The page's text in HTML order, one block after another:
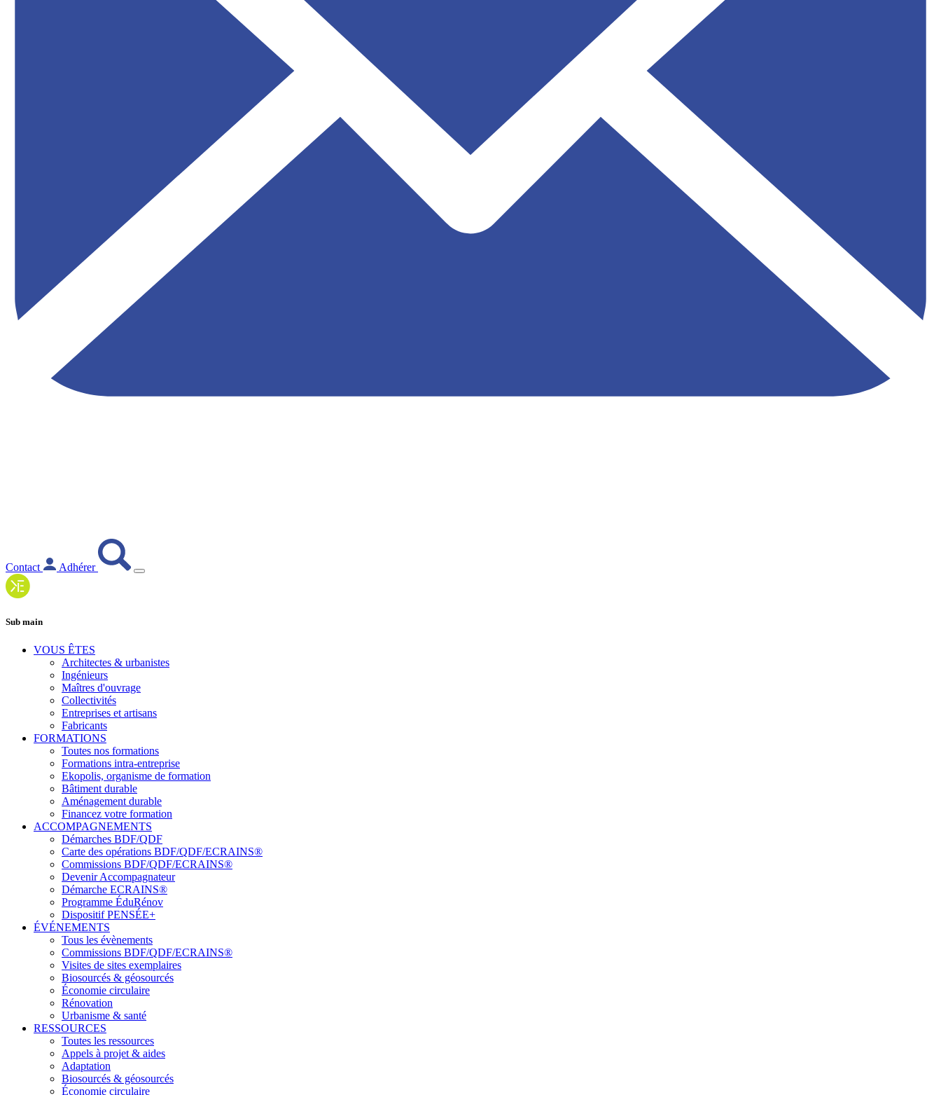
Contact Adhérer
Sub main
VOUS ÊTES
Architectes & urbanistes
Ingénieurs
Maîtres d'ouvrage
Collectivités
Entreprises et artisans
Fabricants
FORMATIONS
Toutes nos formations
Formations intra-entreprise
Ekopolis, organisme de formation
Bâtiment durable
Aménagement durable
Financez votre formation
ACCOMPAGNEMENTS
Démarches BDF/QDF
Carte des opérations BDF/QDF/ECRAINS®
Commissions BDF/QDF/ECRAINS®
Devenir Accompagnateur
Démarche ECRAINS®
Programme ÉduRénov
Dispositif PENSÉE+
ÉVÉNEMENTS
Tous les évènements
Commissions BDF/QDF/ECRAINS®
Visites de sites exemplaires
Biosourcés & géosourcés
Économie circulaire
Rénovation
Urbanisme & santé
RESSOURCES
Toutes les ressources
Appels à projet & aides
Adaptation
Biosourcés & géosourcés
Économie circulaire